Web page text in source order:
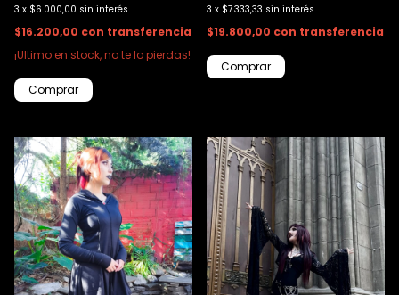
3 x $6.000,00 sin interés
$16.200,00 con transferencia
¡Ultimo en stock, no te lo pierdas!
Comprar
3 x $7.333,33 sin interés
$19.800,00 con transferencia
Comprar